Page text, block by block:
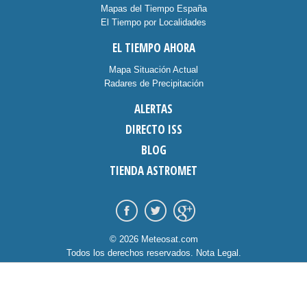
Mapas del Tiempo España
El Tiempo por Localidades
EL TIEMPO AHORA
Mapa Situación Actual
Radares de Precipitación
ALERTAS
DIRECTO ISS
BLOG
TIENDA ASTROMET
© 2026 Meteosat.com
Todos los derechos reservados. Nota Legal .